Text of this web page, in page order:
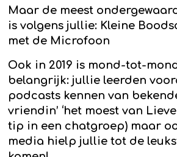
Maar de meest
is volgens jullie: Kleine
met de Microfoon
Ook in 2019 is mond-tot-
belangrijk: jullie leerden
podcasts kennen van
vriendin’ ‘het moest van
tip in een chatgroep) maar
media hielp jullie tot de